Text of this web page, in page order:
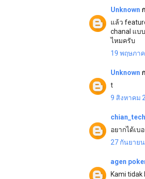
Unknown
แล้ว
chanal แบ
ไหมครับ
19 พฤษภา
Unknown
t
9 สิงหาคม
chian_tech
อยากได้เบ
27 กันยายน
agen
Kami